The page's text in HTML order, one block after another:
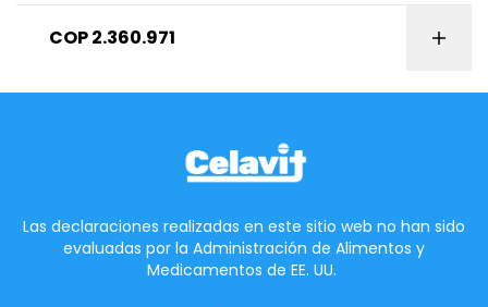
COP2.360.971
Las declaraciones realizadas en este sitio web no han sido
evaluadas por la Administración de Alimentos y
Medicamentos de EE. UU.